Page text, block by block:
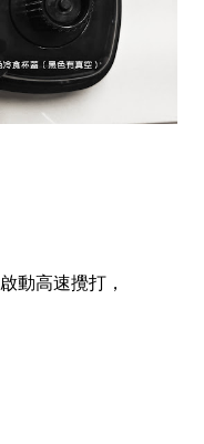
啟動高速攪打，